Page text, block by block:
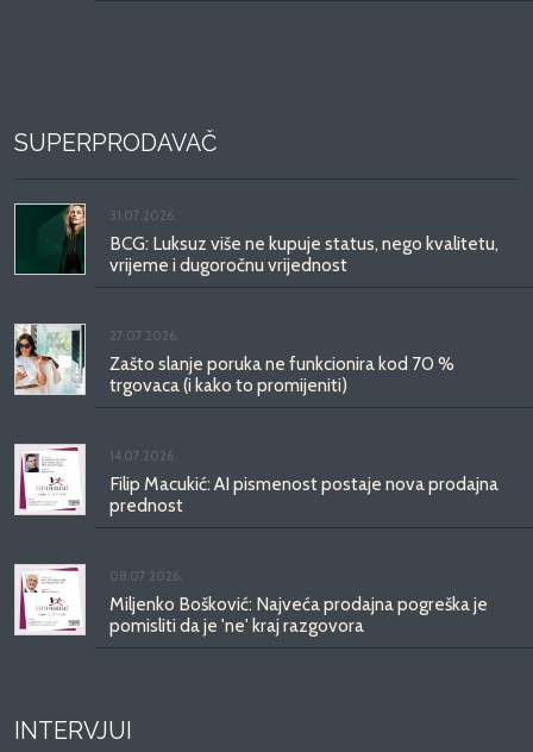
SUPERPRODAVAČ
31.07.2026.
BCG: Luksuz više ne kupuje status, nego kvalitetu,
vrijeme i dugoročnu vrijednost
27.07.2026.
Zašto slanje poruka ne funkcionira kod 70 %
trgovaca (i kako to promijeniti)
14.07.2026.
Filip Macukić: AI pismenost postaje nova prodajna
prednost
08.07.2026.
Miljenko Bošković: Najveća prodajna pogreška je
pomisliti da je 'ne' kraj razgovora
INTERVJUI